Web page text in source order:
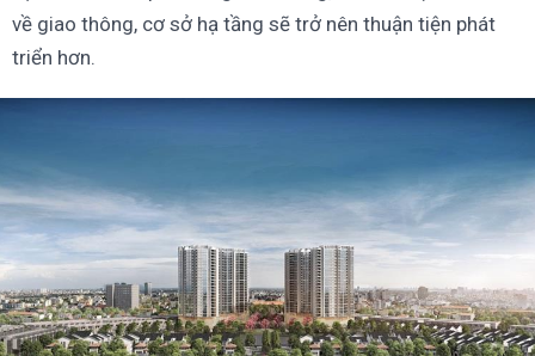
về giao thông, cơ sở hạ tầng sẽ trở nên thuận tiện phát
triển hơn.